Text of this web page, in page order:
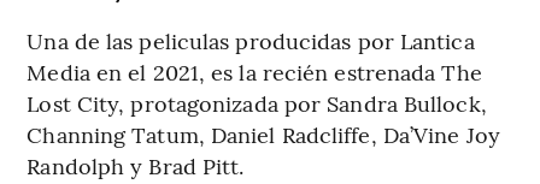
Una de las peliculas producidas por Lantica
Media en el 2021, es la recién estrenada The
Lost City, protagonizada por Sandra Bullock,
Channing Tatum, Daniel Radcliffe, Da’Vine Joy
Randolph y Brad Pitt.